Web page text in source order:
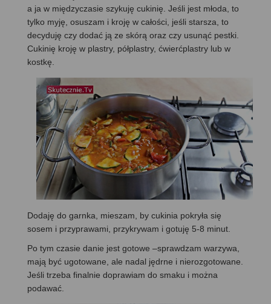
a ja w międzyczasie szykuję cukinię. Jeśli jest młoda, to
tylko myję, osuszam i kroję w całości, jeśli starsza, to
decyduję czy dodać ją ze skórą oraz czy usunąć pestki.
Cukinię kroję w plastry, półplastry, ćwierćplastry lub w
kostkę.
Dodaję do garnka, mieszam, by cukinia pokryła się
sosem i przyprawami, przykrywam i gotuję 5-8 minut.
Po tym czasie danie jest gotowe –sprawdzam warzywa,
mają być ugotowane, ale nadal jędrne i nierozgotowane.
Jeśli trzeba finalnie doprawiam do smaku i można
podawać.